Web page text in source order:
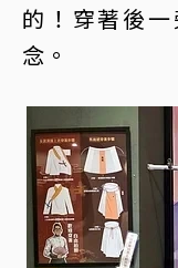
的！穿著後
念。